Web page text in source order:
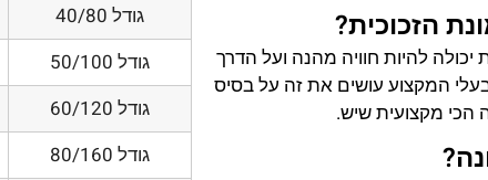
הזכוכית?
להיות חוויה מהנה ועל הדרך
המקצוע עושים את זה על בסיס
הכי מקצועית שיש.
גודל 40/80
גודל 50/100
גודל 60/120
גודל 80/160